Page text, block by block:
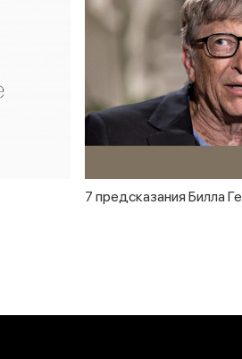
7 предсказания Билла